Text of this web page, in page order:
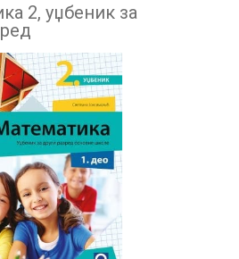
2, уџбеник за